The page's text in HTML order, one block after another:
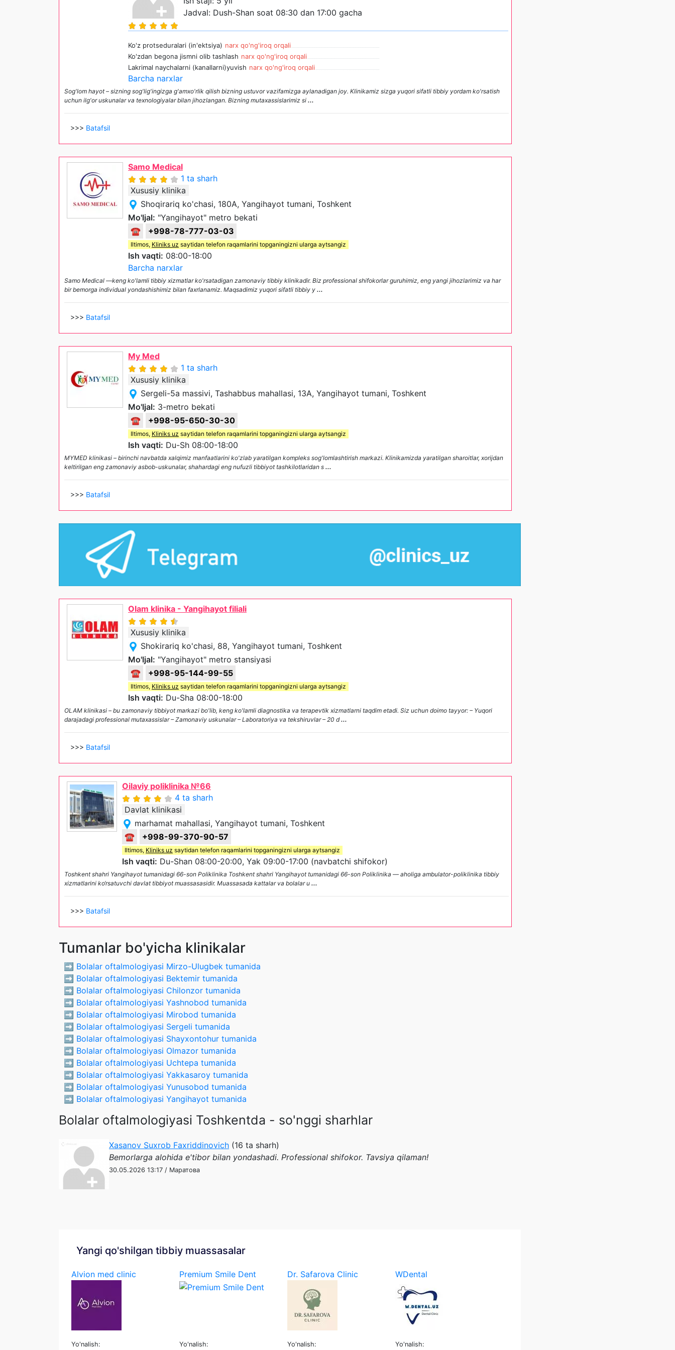
Jadval: Dush-Shan soat 08:30 dan 17:00 gacha
Ko'z protseduralari (in'ektsiya) narx qo'ng'iroq orqali
Ko'zdan begona jismni olib tashlash narx qo'ng'iroq orqali
Lakrimal naychalarni (kanallarni)yuvish narx qo'ng'iroq orqali
Barcha narxlar
Sog'lom hayot – sizning sog'lig'ingizga g'amxo'rlik qilish bizning ustuvor vazifamizga aylanadigan joy. Klinikamiz sizga yuqori sifatli tibbiy yordam ko'rsatish
uchun ilg'or uskunalar va texnologiyalar bilan jihozlangan. Bizning mutaxassislarimiz si ...
>>> Batafsil
Samo Medical
1 ta sharh
Xususiy klinika
Shoqirariq ko'chasi, 180A, Yangihayot tumani, Toshkent
Mo'ljal: "Yangihayot" metro bekati
☎
+998-78-777-03-03
Iltimos, Kliniks uz saytidan telefon raqamlarini topganingizni ularga aytsangiz
Ish vaqti: 08:00-18:00
Barcha narxlar
Samo Medical —keng ko'lamli tibbiy xizmatlar ko'rsatadigan zamonaviy tibbiy klinikadir. Biz professional shifokorlar guruhimiz, eng yangi jihozlarimiz va har
bir bemorga individual yondashishimiz bilan faxrlanamiz. Maqsadimiz yuqori sifatli tibbiy y ...
>>> Batafsil
My Med
1 ta sharh
Xususiy klinika
Sergeli-5a massivi, Tashabbus mahallasi, 13A, Yangihayot tumani, Toshkent
Mo'ljal: 3-metro bekati
☎
+998-95-650-30-30
Iltimos, Kliniks uz saytidan telefon raqamlarini topganingizni ularga aytsangiz
Ish vaqti: Du-Sh 08:00-18:00
MYMED klinikasi – birinchi navbatda xalqimiz manfaatlarini ko'zlab yaratilgan kompleks sog'lomlashtirish markazi. Klinikamizda yaratilgan sharoitlar, xorijdan
keltirilgan eng zamonaviy asbob-uskunalar, shahardagi eng nufuzli tibbiyot tashkilotlaridan s ...
>>> Batafsil
Olam klinika - Yangihayot filiali
Xususiy klinika
Shokirariq ko'chasi, 88, Yangihayot tumani, Toshkent
Mo'ljal: "Yangihayot" metro stansiyasi
☎
+998-95-144-99-55
Iltimos, Kliniks uz saytidan telefon raqamlarini topganingizni ularga aytsangiz
Ish vaqti: Du-Sha 08:00-18:00
OLAM klinikasi – bu zamonaviy tibbiyot markazi bo'lib, keng ko'lamli diagnostika va terapevtik xizmatlarni taqdim etadi. Siz uchun doimo tayyor: – Yuqori
darajadagi professional mutaxassislar – Zamonaviy uskunalar – Laboratoriya va tekshiruvlar – 20 d...
>>> Batafsil
Oilaviy poliklinika №66
4 ta sharh
Davlat klinikasi
marhamat mahallasi, Yangihayot tumani, Toshkent
☎
+998-99-370-90-57
Iltimos, Kliniks uz saytidan telefon raqamlarini topganingizni ularga aytsangiz
Ish vaqti: Du-Shan 08:00-20:00, Yak 09:00-17:00 (navbatchi shifokor)
Toshkent shahri Yangihayot tumanidagi 66-son Poliklinika Toshkent shahri Yangihayot tumanidagi 66-son Poliklinika — aholiga ambulator-poliklinika tibbiy
xizmatlarini ko‘rsatuvchi davlat tibbiyot muassasasidir. Muassasada kattalar va bolalar u ...
>>> Batafsil
Tumanlar bo'yicha klinikalar
➡️ Bolalar oftalmologiyasi Mirzo-Ulugbek tumanida
➡️ Bolalar oftalmologiyasi Bektemir tumanida
➡️ Bolalar oftalmologiyasi Chilonzor tumanida
➡️ Bolalar oftalmologiyasi Yashnobod tumanida
➡️ Bolalar oftalmologiyasi Mirobod tumanida
➡️ Bolalar oftalmologiyasi Sergeli tumanida
➡️ Bolalar oftalmologiyasi Shayxontohur tumanida
➡️ Bolalar oftalmologiyasi Olmazor tumanida
➡️ Bolalar oftalmologiyasi Uchtepa tumanida
➡️ Bolalar oftalmologiyasi Yakkasaroy tumanida
➡️ Bolalar oftalmologiyasi Yunusobod tumanida
➡️ Bolalar oftalmologiyasi Yangihayot tumanida
Bolalar oftalmologiyasi Toshkentda - so'nggi sharhlar
Xasanov Suxrob Faxriddinovich (16 ta sharh)
Bemorlarga alohida e'tibor bilan yondashadi. Professional shifokor. Tavsiya qilaman!
30.05.2026 13:17 / Маратова
Yangi qo'shilgan tibbiy muassasalar
Alvion med clinic
Yo'nalish:
Premium Smile Dent
Yo'nalish:
Dr. Safarova Clinic
Yo'nalish:
WDental
Yo'nalish: